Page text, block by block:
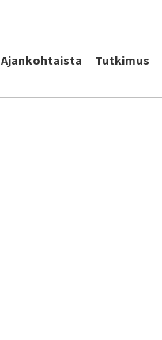
Ajankohtaista Tutkimus